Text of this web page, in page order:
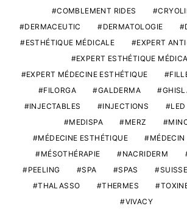
COMBLEMENT RIDES
DERMACEUTIC
DERMATOLOGIE
ESTHÉTIQUE MÉDICALE
EXPERT
EXPERT ESTHÉTIQUE
EXPERT MÉDECINE ESTHÉTIQUE
FILORGA
GALDERMA
INJECTABLES
INJECTIONS LED
MEDISPA
MERZ
MÉDECINE ESTHÉTIQUE
MÉSOTHÉRAPIE
NACRIDERM
PEELING
SPA SPAS SUISSE
THALASSO
THERMES
VIVACY